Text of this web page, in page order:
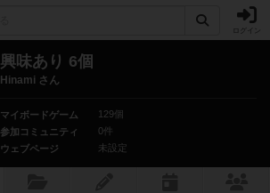
ログイン
興味あり 6個
Hinami さん
マイボードゲーム
129個
参加コミュニティ
0件
ウェブページ
未設定